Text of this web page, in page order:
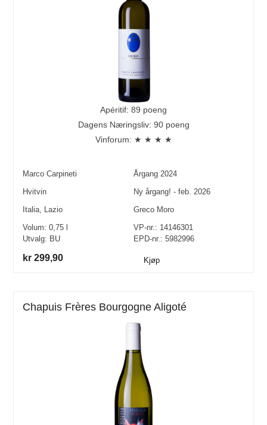
Apéritif: 89 poeng
Dagens Næringsliv: 90 poeng
Vinforum: ★ ★ ★ ★
Marco Carpineti Årgang 2024
Hvitvin
Ny årgang! - feb. 2026
Italia Lazio
Greco Moro
Volum:0,75 l
Utvalg: BU
VP-nr.: 14146301
EPD-nr.: 5982996
kr 299,90 Kjøp
Chapuis Frères Bourgogne Aligoté